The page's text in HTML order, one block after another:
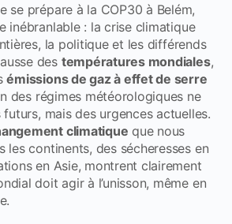
se prépare à la COP30 à Belém,
inébranlable : la crise climatique
la politique et les différends
des températures mondiales,
émissions de gaz à effet de serre
des régimes météorologiques ne
mais des urgences actuelles.
climatique que nous
les continents, des sécheresses en
en Asie, montrent clairement
doit agir à l’unisson, même en